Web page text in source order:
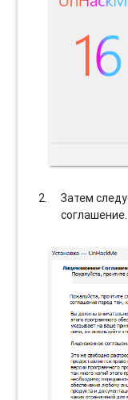
Затем
соглашение.